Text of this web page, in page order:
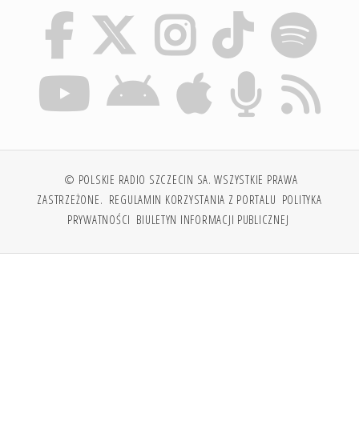
© POLSKIE RADIO SZCZECIN SA. WSZYSTKIE PRAWA
ZASTRZEŻONE. REGULAMIN KORZYSTANIA Z PORTALU POLITYKA
PRYWATNOŚCI BIULETYN INFORMACJI PUBLICZNEJ